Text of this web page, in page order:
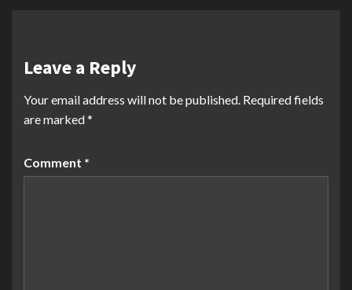
Leave a Reply
Your email address will not be published. Required fields
are marked*
Comment *